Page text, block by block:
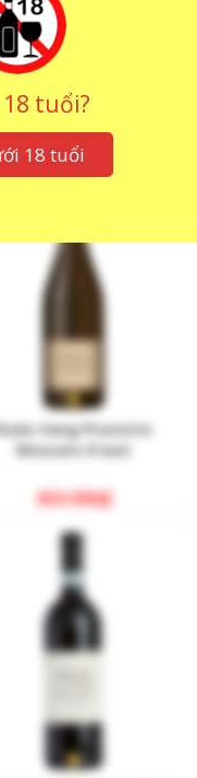
tuổi?
18 tuổi
Vang Prunotto Fiulot
Barbera D’Asti
600.000₫
Vang Prunotto
Moscato D’asti
650.000₫